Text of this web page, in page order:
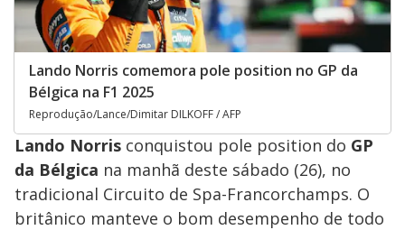
Lando Norris comemora pole position no GP da
Bélgica na F1 2025
Reprodução/Lance/Dimitar DILKOFF / AFP
Lando Norris conquistou pole position do GP
da Bélgica na manhã deste sábado (26), no
tradicional Circuito de Spa-Francorchamps. O
britânico manteve o bom desempenho de todo